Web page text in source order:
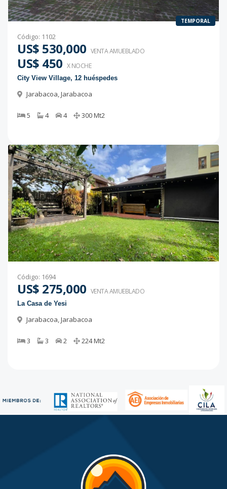
TEMPORAL
Código: 1102
US$ 530,000 VENTA AMUEBLADO
US$ 450 X NOCHE
City View Village, 12 huéspedes
Jarabacoa,Jarabacoa
5 4 4 300Mt2
Código: 1694
US$ 275,000 VENTA AMUEBLADO
La Casa de Yesi
Jarabacoa,Jarabacoa
3 3 2 224Mt2